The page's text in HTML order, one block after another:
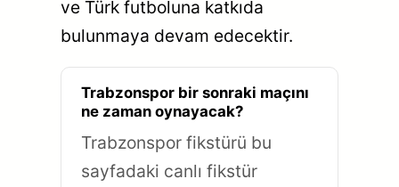
ve Türk futboluna katkıda
bulunmaya devam edecektir.
Trabzonspor bir sonraki maçını
ne zaman oynayacak?
Trabzonspor fikstürü bu
sayfadaki canlı fikstür